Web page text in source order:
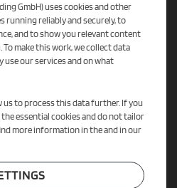
GmbH) uses cookies and other
running reliably and securely, to
and to show you relevant content
make this work, we collect data
use our services and on what
us to process this data further. If you
essential cookies and do not tailor
more information in the and in our